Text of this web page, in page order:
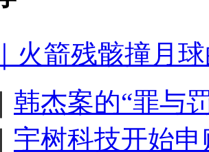
火箭残骸撞月
韩杰案的“罪与
宇树科技开始